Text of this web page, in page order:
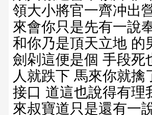
領大小將官一齊冲出
來會你只是先有一說
和你乃是頂天立地 的
劍剁這便是個 手段死
人就跌下 馬來你就
接口 道這也說得有理
來叔寶道只是還有一